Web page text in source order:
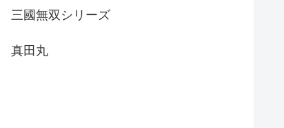
三國無双シリーズ
真田丸